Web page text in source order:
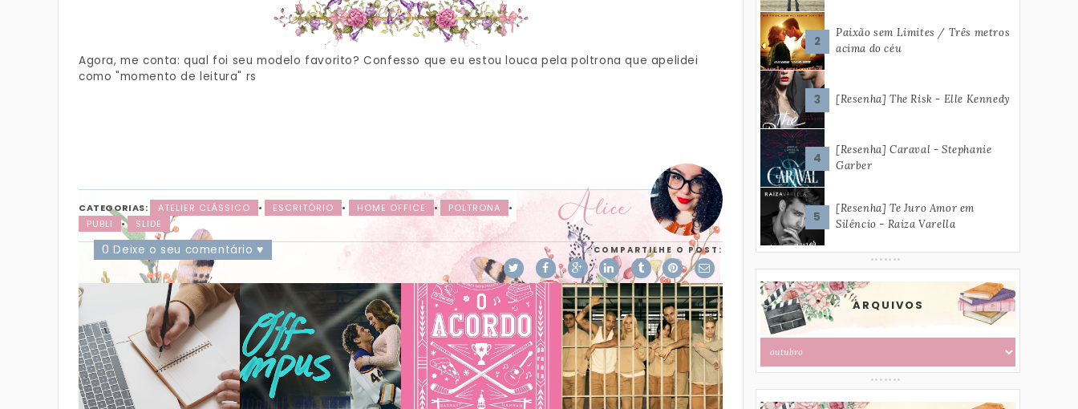
Agora, me conta: qual foi seu modelo favorito? Confesso que eu estou louca pela poltrona que apelidei
como "momento de leitura" rs
Alice
CATEGORIAS: ATELIER CLÁSSICO • ESCRITÓRIO • HOME OFFICE • POLTRONA
•
PUBLI
• SLIDE
0 Deixe o seu comentário ♥ COMPARTILHE O POST:
Paixão sem Limites / Três metros
acima do céu
[Resenha] The Risk - Elle Kennedy
[Resenha] Caraval - Stephanie
Garber
[Resenha] Te Juro Amor em
Silêncio - Raiza Varella
ARQUIVOS